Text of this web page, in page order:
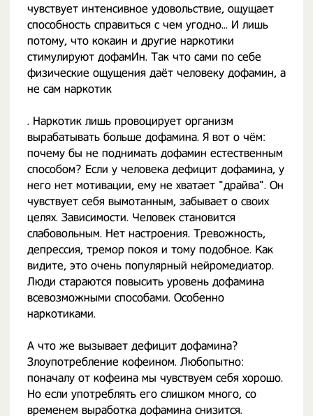
чувствует интенсивное удовольствие, ощущает
способность справиться с чем угодно... И лишь
потому, что кокаин и другие наркотики
стимулируют дофамИн. Так что сами по себе
физические ощущения даёт человеку дофамин, а
не сам наркотик
. Наркотик лишь провоцирует организм
вырабатывать больше дофамина. Я вот о чём:
почему бы не поднимать дофамин естественным
способом? Если у человека дефицит дофамина, у
него нет мотивации, ему не хватает "драйва". Он
чувствует себя вымотанным, забывает о своих
целях. Зависимости. Человек становится
слабовольным. Нет настроения. Тревожность,
депрессия, тремор покоя и тому подобное. Как
видите, это очень популярный нейромедиатор.
Люди стараются повысить уровень дофамина
всевозможными способами. Особенно
наркотиками.
А что же вызывает дефицит дофамина?
Злоупотребление кофеином. Любопытно:
поначалу от кофеина мы чувствуем себя хорошо.
Но если употреблять его слишком много, со
временем выработка дофамина снизится.